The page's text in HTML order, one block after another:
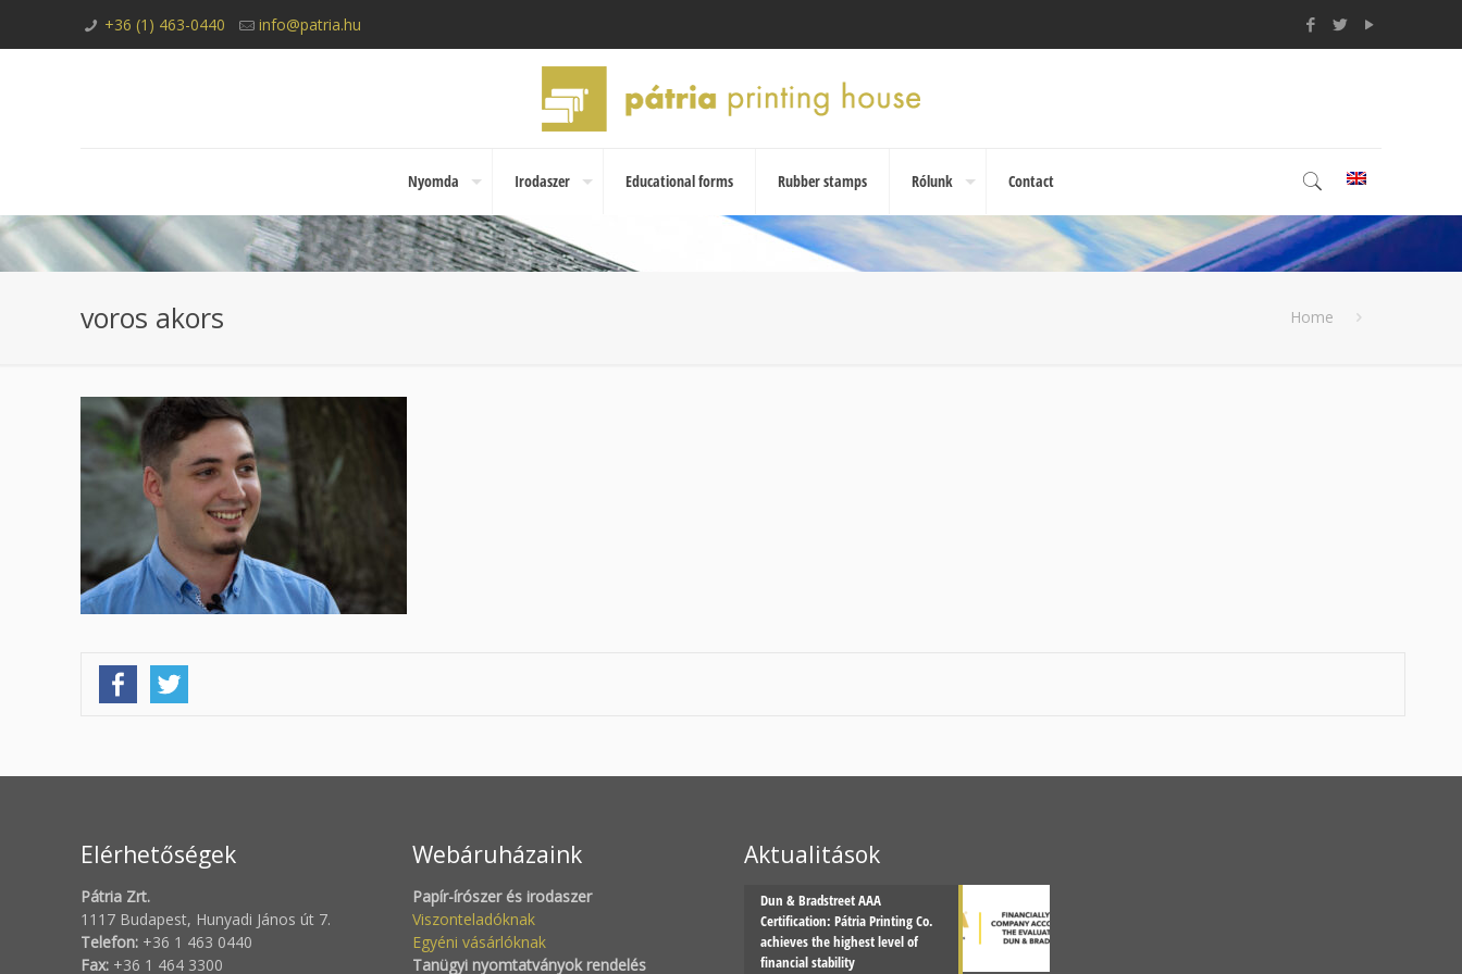
+36 (1) 463-0440 info@patria.hu
Nyomda Irodaszer Educational forms Rubber stamps Rólunk Contact
voros akors Home
Elérhetőségek
Pátria Zrt.
1117 Budapest, Hunyadi János út 7.
Telefon: +36 1 463 0440
Fax: +36 1 464 3300
Webáruházaink
Papír-írószer és irodaszer
Viszonteladóknak
Egyéni vásárlóknak
Tanügyi nyomtatványok rendelés
Aktualitások
Dun & Bradstreet AAA
Certification: Pátria Printing Co.
achieves the highest level of
financial stability